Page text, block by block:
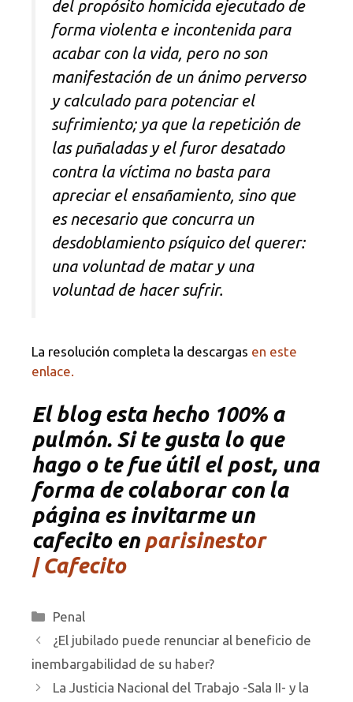
del propósito homicida ejecutado de
forma violenta e incontenida para
acabar con la vida, pero no son
manifestación de un ánimo perverso
y calculado para potenciar el
sufrimiento; ya que la repetición de
las puñaladas y el furor desatado
contra la víctima no basta para
apreciar el ensañamiento, sino que
es necesario que concurra un
desdoblamiento psíquico del querer:
una voluntad de matar y una
voluntad de hacer sufrir.
La resolución completa la descargas en este
enlace.
El blog esta hecho 100% a
pulmón. Si te gusta lo que
hago o te fue útil el post, una
forma de colaborar con la
página es invitarme un
cafecito en parisinestor
| Cafecito
Categorías
Penal
¿El jubilado puede renunciar al beneficio de
inembargabilidad de su haber?
La Justicia Nacional del Trabajo -Sala II- y la